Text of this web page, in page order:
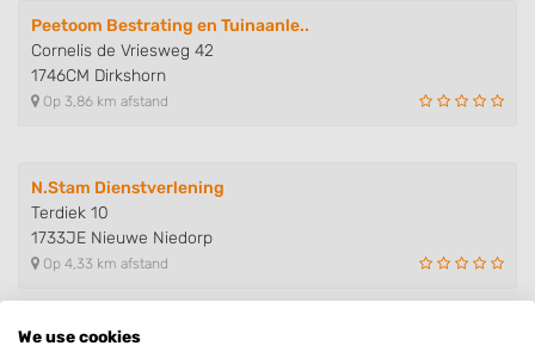
Peetoom Bestrating en Tuinaanle..
Cornelis de Vriesweg 42
1746CM Dirkshorn
Op 3,86 km afstand
N.Stam Dienstverlening
Terdiek 10
1733JE Nieuwe Niedorp
Op 4,33 km afstand
We use cookies